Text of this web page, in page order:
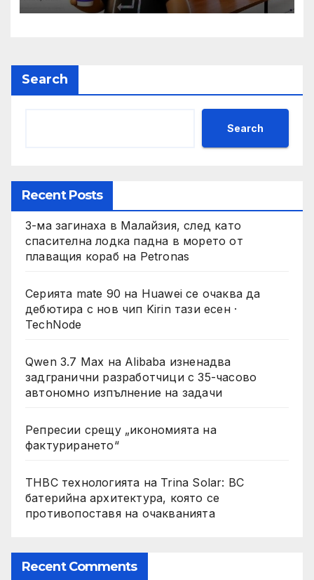
задачи
Search
Search
Recent Posts
3-ма загинаха в Малайзия, след като
спасителна лодка падна в морето от
плаващия кораб на Petronas
Серията mate 90 на Huawei се очаква да
дебютира с нов чип Kirin тази есен ·
TechNode
Qwen 3.7 Max на Alibaba изненадва
задгранични разработчици с 35-часово
автономно изпълнение на задачи
Репресии срещу „икономията на
фактурирането“
THBC технологията на Trina Solar: BC
батерийна архитектура, която се
противопоставя на очакванията
Recent Comments